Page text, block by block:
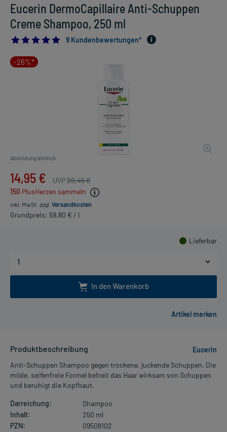
Eucerin DermoCapillaire Anti-Schuppen
Creme Shampoo, 250 ml
4.888888888888889
9 Kundenbewertungen*
-26%*
Abbildung ähnlich
14,95 € UVP20,45 €
150 PlusHerzen sammeln
inkl. MwSt. zzgl. Versandkosten
Grundpreis: 59,80 € / l
Lieferbar
In den Warenkorb
Produktbeschreibung
Eucerin
Anti-Schuppen Shampoo gegen trockene, juckende Schuppen. Die
milde, seifenfreie Formel befreit das Haar wirksam von Schuppen
und beruhigt die Kopfhaut.
Darreichung:
Shampoo
Inhalt:
250 ml
PZN:
09508102